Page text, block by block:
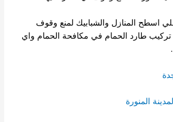
اسطح المنازل والشبابيك لمنع وقوف
تركيب طارد الحمام في مكافحة الحمام واي
المنورة